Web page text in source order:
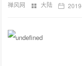
禅风网 大陆